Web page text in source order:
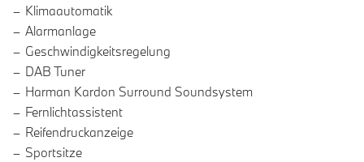
Klimaautomatik
Alarmanlage
Geschwindigkeitsregelung
DAB Tuner
Harman Kardon Surround Soundsystem
Fernlichtassistent
Reifendruckanzeige
Sportsitze